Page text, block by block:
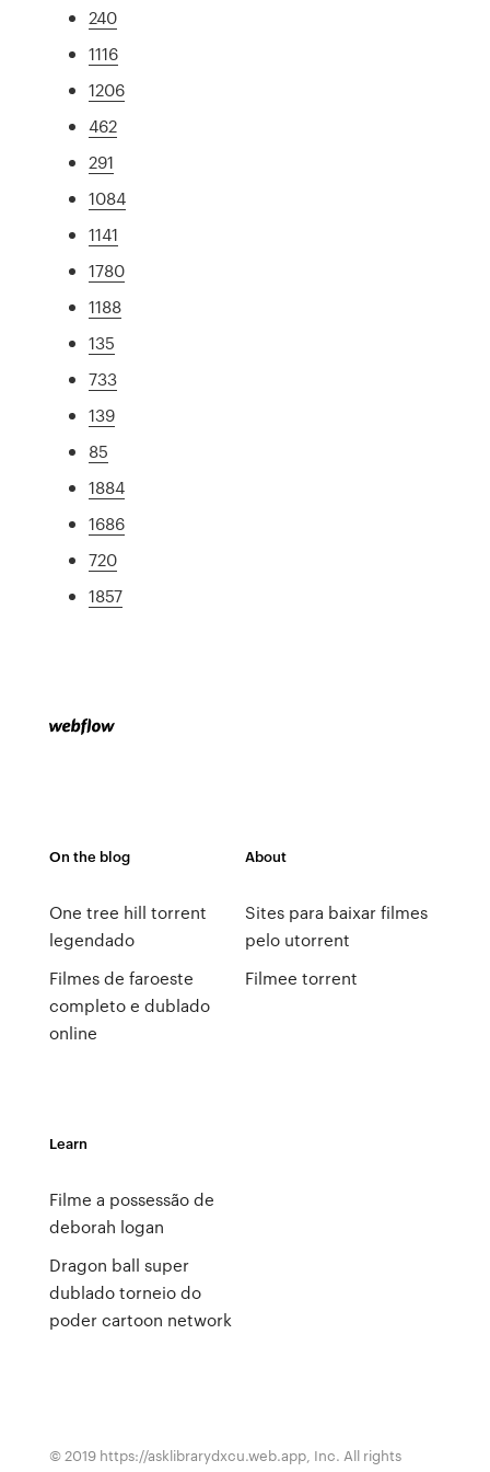
240
1116
1206
462
291
1084
1141
1780
1188
135
733
139
85
1884
1686
720
1857
On the blog
One tree hill torrent
legendado
Filmes de faroeste
completo e dublado
online
About
Sites para baixar filmes
pelo utorrent
Filmee torrent
Learn
Filme a possessão de
deborah logan
Dragon ball super
dublado torneio do
poder cartoon network
© 2019 https://asklibrarydxcu.web.app, Inc. All rights